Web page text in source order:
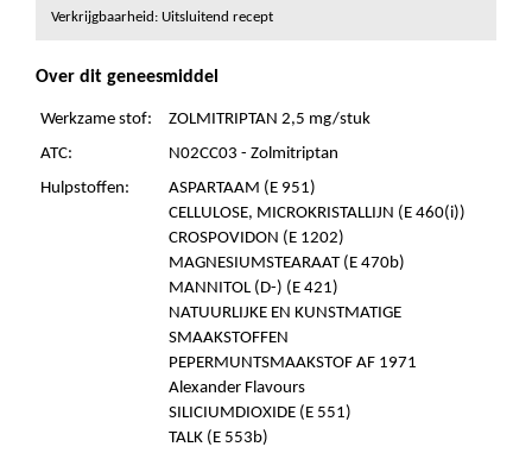
Verkrijgbaarheid: Uitsluitend recept
Over dit geneesmiddel
Werkzame stof:
ZOLMITRIPTAN 2,5 mg/stuk
ATC:
N02CC03 - Zolmitriptan
Hulpstoffen:
ASPARTAAM (E 951)
CELLULOSE, MICROKRISTALLIJN (E 460(i))
CROSPOVIDON (E 1202)
MAGNESIUMSTEARAAT (E 470b)
MANNITOL (D-) (E 421)
NATUURLIJKE EN KUNSTMATIGE
SMAAKSTOFFEN
PEPERMUNTSMAAKSTOF AF 1971
Alexander Flavours
SILICIUMDIOXIDE (E 551)
TALK (E 553b)